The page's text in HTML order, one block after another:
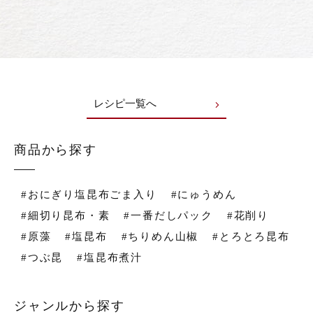
レシピ一覧へ
商品から探す
#おにぎり塩昆布ごま入り
#にゅうめん
#細切り昆布・素
#一番だしパック
#花削り
#原藻
#塩昆布 #ちりめん山椒
#とろとろ昆布
#つぶ昆
#塩昆布煮汁
ジャンルから探す